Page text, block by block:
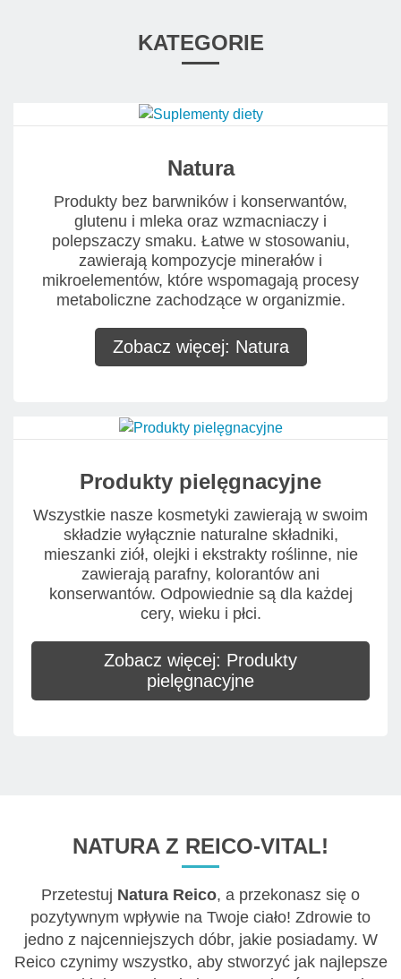
KATEGORIE
Natura
Produkty bez barwników i konserwantów,
glutenu i mleka oraz wzmacniaczy i
polepszaczy smaku. Łatwe w stosowaniu,
zawierają kompozycje minerałów i
mikroelementów, które wspomagają procesy
metaboliczne zachodzące w organizmie.
Zobacz więcej: Natura
Produkty pielęgnacyjne
Wszystkie nasze kosmetyki zawierają w swoim
składzie wyłącznie naturalne składniki,
mieszanki ziół, olejki i ekstrakty roślinne, nie
zawierają parafny, kolorantów ani
konserwantów. Odpowiednie są dla każdej
cery, wieku i płci.
Zobacz więcej: Produkty
pielęgnacyjne
NATURA Z REICO-VITAL!
Przetestuj Natura Reico, a przekonasz się o
pozytywnym wpływie na Twoje ciało! Zdrowie to
jedno z najcenniejszych dóbr, jakie posiadamy. W
Reico czynimy wszystko, aby stworzyć jak najlepsze